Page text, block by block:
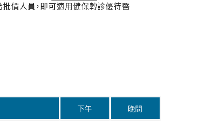
價人員，即可適用健保轉診優待醫
下午 晚間